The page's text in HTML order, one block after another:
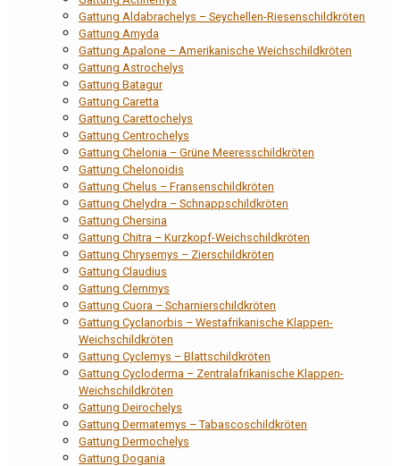
Gattung Aldabrachelys – Seychellen-Riesenschildkröten
Gattung Amyda
Gattung Apalone – Amerikanische Weichschildkröten
Gattung Astrochelys
Gattung Batagur
Gattung Caretta
Gattung Carettochelys
Gattung Centrochelys
Gattung Chelonia – Grüne Meeresschildkröten
Gattung Chelonoidis
Gattung Chelus – Fransenschildkröten
Gattung Chelydra – Schnappschildkröten
Gattung Chersina
Gattung Chitra – Kurzkopf-Weichschildkröten
Gattung Chrysemys – Zierschildkröten
Gattung Claudius
Gattung Clemmys
Gattung Cuora – Scharnierschildkröten
Gattung Cyclanorbis – Westafrikanische Klappen-
Weichschildkröten
Gattung Cyclemys – Blattschildkröten
Gattung Cycloderma – Zentralafrikanische Klappen-
Weichschildkröten
Gattung Deirochelys
Gattung Dermatemys – Tabascoschildkröten
Gattung Dermochelys
Gattung Dogania